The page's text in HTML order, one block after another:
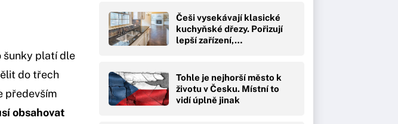
šunky platí dle
do třech
především
obsahovat
Češi vysekávají klasické
kuchyňské dřezy. Pořizují
lepší zařízení,…
Tohle je nejhorší město k
životu v Česku. Místní to
vidí úplně jinak